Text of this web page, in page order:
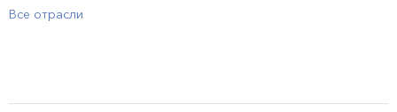
Все отрасли